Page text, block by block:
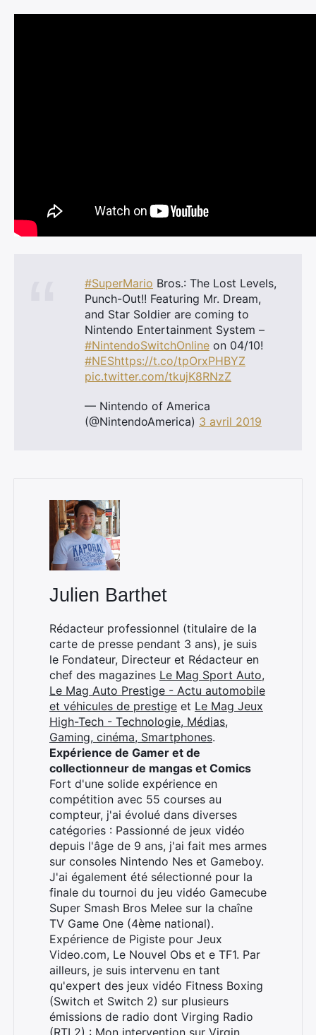
#SuperMario Bros.: The Lost Levels,
Punch-Out!! Featuring Mr. Dream,
and Star Soldier are coming to
Nintendo Entertainment System –
#NintendoSwitchOnline on 04/10!
#NEShttps://t.co/tpOrxPHBYZ
pic.twitter.com/tkujK8RNzZ
— Nintendo of America
(@NintendoAmerica) 3 avril 2019
Julien Barthet
Rédacteur professionnel (titulaire de la
carte de presse pendant 3 ans), je suis
le Fondateur, Directeur et Rédacteur en
chef des magazines Le Mag Sport Auto,
Le Mag Auto Prestige - Actu automobile
et véhicules de prestige et Le Mag Jeux
High-Tech - Technologie, Médias,
Gaming, cinéma, Smartphones.
Expérience de Gamer et de
collectionneur de mangas et Comics
Fort d'une solide expérience en
compétition avec 55 courses au
compteur, j'ai évolué dans diverses
catégories : Passionné de jeux vidéo
depuis l'âge de 9 ans, j'ai fait mes armes
sur consoles Nintendo Nes et Gameboy.
J'ai également été sélectionné pour la
finale du tournoi du jeu vidéo Gamecube
Super Smash Bros Melee sur la chaîne
TV Game One (4ème national).
Expérience de Pigiste pour Jeux
Video.com, Le Nouvel Obs et e TF1. Par
ailleurs, je suis intervenu en tant
qu'expert des jeux vidéo Fitness Boxing
(Switch et Switch 2) sur plusieurs
émissions de radio dont Virging Radio
(RTL2) : Mon intervention sur Virgin